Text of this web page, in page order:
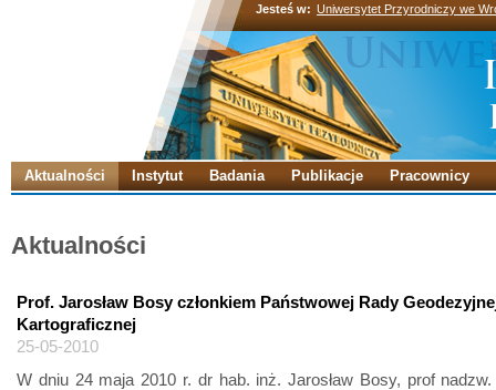
Jesteś w: Uniwersytet Przyrodniczy we
Aktualności Instytut Badania Publikacje Pracownicy
Aktualności
Prof. Jarosław Bosy członkiem Państwowej Rady
Kartograficznej
25-05-2010
W dniu 24 maja 2010 r. dr hab. inż. Jarosław Bosy, prof